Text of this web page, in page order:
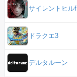
サイレントヒルf
ドラクエ3
デルタルーン